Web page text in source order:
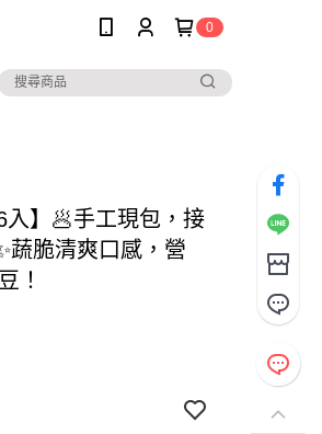
0
入】🥟手工現包，接
蔬脆清爽口感，營
！